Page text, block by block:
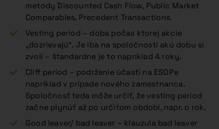
metódy Discounted Cash Flow, Public Market
Comparables, Precedent Transactions.
Vesting period – doba počas ktorej akcie
„dozrievajú“. Je iba na spoločnosti akú dobu si
zvolí – štandardne je to napríklad 4 roky.
Cliff period – podržanie účasti na ESOPe
napríklad v prípade nového zamestnanca.
Spoločnosť teda môže určiť, že vesting period
začne plynúť až po určitom období, napr. o rok.
Good leaver/ bad leaver – klauzula bad leaver